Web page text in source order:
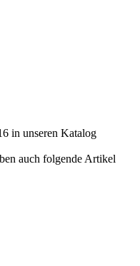
in unseren Katalog
auch folgende Artikel